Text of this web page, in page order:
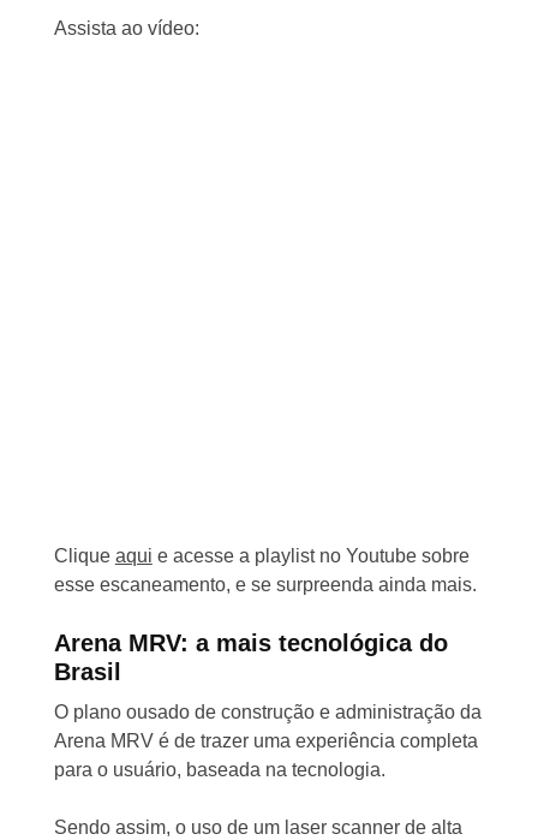
Assista ao vídeo:
Clique aqui e acesse a playlist no Youtube sobre
esse escaneamento, e se surpreenda ainda mais.
Arena MRV: a mais tecnológica do
Brasil
O plano ousado de construção e administração da
Arena MRV é de trazer uma experiência completa
para o usuário, baseada na tecnologia.
Sendo assim, o uso de um laser scanner de alta